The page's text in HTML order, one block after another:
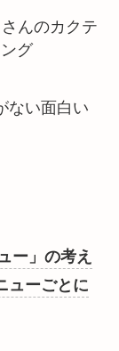
んのカクテ
グ
ない面白い
ー」の考え
ューごとに